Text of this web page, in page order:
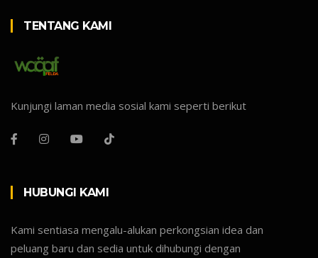
TENTANG KAMI
Kunjungi laman media sosial kami seperti berikut
HUBUNGI KAMI
Kami sentiasa mengalu-alukan perkongsian idea dan
peluang baru dan sedia untuk dihubungi dengan